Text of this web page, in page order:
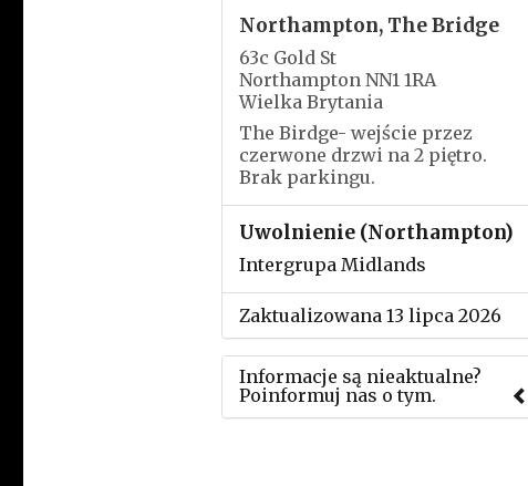
Northampton, The Bridge
63c Gold St
Northampton NN1 1RA
Wielka Brytania
The Birdge- wejście przez
czerwone drzwi na 2 piętro.
Brak parkingu.
Uwolnienie (Northampton)
Intergrupa Midlands
Zaktualizowana 13 lipca 2026
Informacje są nieaktualne?
Poinformuj nas o tym.